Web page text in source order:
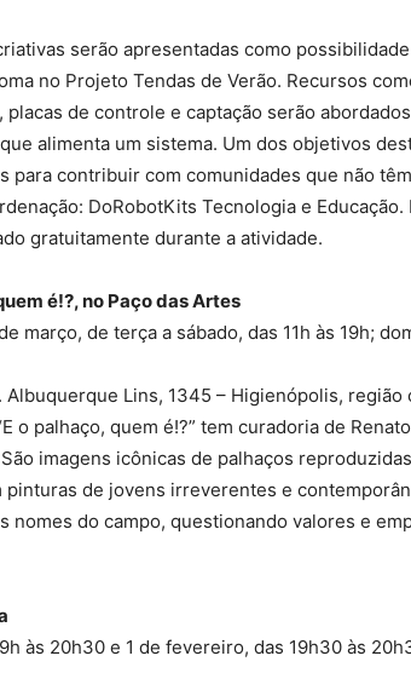
serão apresentadas como
no Projeto Tendas de Verão. Recursos
de controle e captação serão
alimenta um sistema. Um dos objetivos
para contribuir com comunidades que não
DoRobotKits Tecnologia e
gratuitamente durante a atividade.
é!?, no Paço das Artes
março, de terça a sábado, das 11h às 19h;
Albuquerque Lins, 1345 – Higienópolis, região
o palhaço, quem é!?” tem curadoria de
imagens icônicas de palhaços
pinturas de jovens irreverentes e
nomes do campo, questionando valores e
às 20h30 e 1 de fevereiro, das 19h30 às